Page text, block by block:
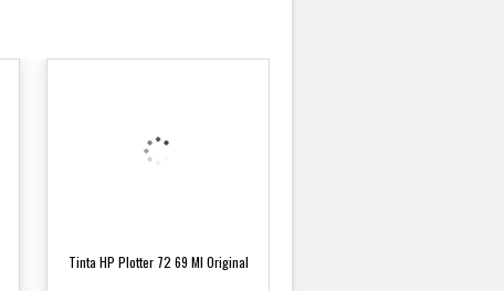
Tinta HP Plotter 72 69 Ml Original